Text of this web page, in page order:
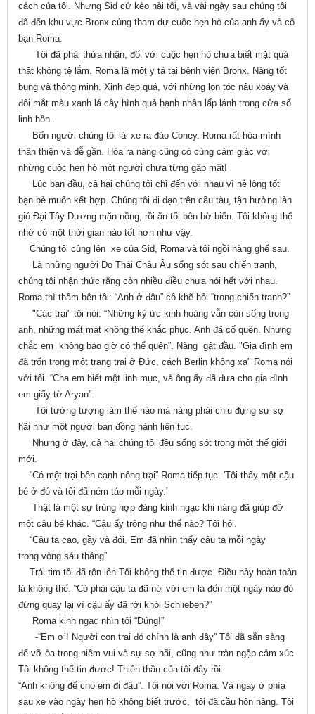
cách của tôi. Nhưng Sid cứ kèo nài tôi, và vài ngày sau chúng tôi
đã đến khu vực Bronx cùng tham dự cuộc hẹn hò của anh ấy và cô
bạn Roma.
Tôi đã phải thừa nhận, đối với cuộc hẹn hò chưa biết mặt quả
thật không tệ lắm. Roma là một y tá tại bệnh viện Bronx. Nàng tốt
bụng và thông minh. Xinh đẹp quá, với những lọn tóc nâu xoáy và
đôi mắt màu xanh lá cây hình quả hạnh nhân lấp lánh trong cửa sổ
linh hồn..
Bốn người chúng tôi lái xe ra đảo Coney. Roma rất hòa mình
thân thiện và dễ gần. Hóa ra nàng cũng có cùng cảm giác với
những cuộc hẹn hò một người chưa từng gặp mặt!
Lúc ban đầu, cả hai chúng tôi chỉ đến với nhau vì nễ lòng tốt
bạn bè muốn kết hợp. Chúng tôi đi dạo trên cầu tàu, tận hưởng làn
gió Đại Tây Dương mặn nồng, rồi ăn tối bên bờ biển. Tôi không thể
nhớ có một thời gian nào tốt hơn như vậy.
Chúng tôi cùng lên xe của Sid, Roma và tôi ngồi hàng ghế sau.
Là những người Do Thái Châu Âu sống sót sau chiến tranh,
chúng tôi nhận thức rằng còn nhiều điều chưa nói hết với nhau.
Roma thì thầm bên tôi: “Anh ở đâu” cô khẽ hỏi “trong chiến tranh?”
"Các trại" tôi nói. “Những ký ức kinh hoàng vẫn còn sống trong
anh, những mất mát không thể khắc phục. Anh đã cố quên. Nhưng
chắc em không bao giờ có thể quên”. Nàng gật đầu. "Gia đình em
đã trốn trong một trang trại ở Đức, cách Berlin không xa" Roma nói
với tôi. “Cha em biết một linh mục, và ông ấy đã đưa cho gia đình
em giấy tờ Aryan”.
Tôi tưởng tượng làm thế nào mà nàng phải chịu đựng sự sợ
hãi như một người bạn đồng hành liên tục.
Nhưng ở đây, cả hai chúng tôi đều sống sót trong một thế giới
mới.
“Có một trại bên cạnh nông trại” Roma tiếp tục. 'Tôi thấy một cậu
bé ở đó và tôi đã ném táo mỗi ngày.'
Thật là một sự trùng hợp đáng kinh ngạc khi nàng đã giúp đỡ
một cậu bé khác. “Cậu ấy trông như thế nào? Tôi hỏi.
“Cậu ta cao, gầy và đói. Em đã nhìn thấy cậu ta mỗi ngày
trong vòng sáu tháng”
Trái tim tôi đã rộn lên Tôi không thể tin được. Điều này hoàn toàn
là không thể. “Có phải cậu ta đã nói với em là đến một ngày nào đó
đừng quay lại vì cậu ấy đã rời khỏi Schlieben?”
Roma kinh ngạc nhìn tôi “Đúng!”
-“Em ơi! Người con trai đó chính là anh đây” Tôi đã sẵn sàng
để vỡ òa trong niềm vui và sự sợ hãi, cũng như tràn ngập cảm xúc.
Tôi không thể tin được! Thiên thần của tôi đây rồi.
“Anh không để cho em đi đâu”. Tôi nói với Roma. Và ngay ở phía
sau xe vào ngày hẹn hò không biết trước, tôi đã cầu hôn nàng. Tôi